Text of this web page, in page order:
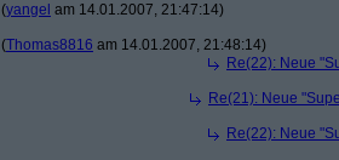
(yangel am 14.01.2007, 21:47:14)
(Thomas8816 am 14.01.2007, 21:48:14)
Re(22): Neue
Re(21): Neue
Re(22): Neue